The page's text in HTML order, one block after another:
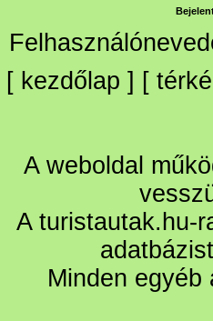
[ kezdőlap ] [
A weboldal
A turistautak.hu-
Minden